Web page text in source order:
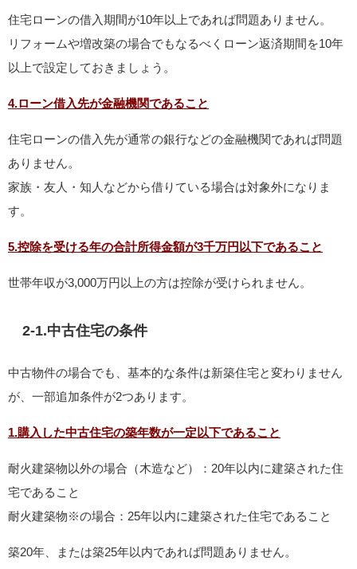
住宅ローンの借入期間が10年以上であれば問題ありません。
リフォームや増改築の場合でもなるべくローン返済期間を10年
以上で設定しておきましょう。
4.ローン借入先が金融機関であること
住宅ローンの借入先が通常の銀行などの金融機関であれば問題
ありません。
家族・友人・知人などから借りている場合は対象外になりま
す。
5.控除を受ける年の合計所得金額が3千万円以下であること
世帯年収が3,000万円以上の方は控除が受けられません。
2-1.中古住宅の条件
中古物件の場合でも、基本的な条件は新築住宅と変わりません
が、一部追加条件が2つあります。
1.購入した中古住宅の築年数が一定以下であること
耐火建築物以外の場合（木造など）：20年以内に建築された住
宅であること
耐火建築物※の場合：25年以内に建築された住宅であること
築20年、または築25年以内であれば問題ありません。